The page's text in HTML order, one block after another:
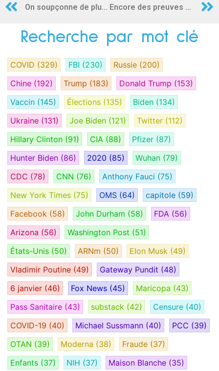
On soupçonne de plus en plus que les nanoparticules du vaccin COVID-19 de Pfizer déclenchent des réactions allergiques rares Encore des preuves de fraude
Recherche par mot clé
COVID (329) FBI (230) Russie (200)
Chine (192) Trump (183) Donald Trump (153)
Vaccin (145) Élections (135) Biden (134)
Ukraine (131) Joe Biden (121) Twitter (112)
Hillary Clinton (91) CIA (88) Pfizer (87)
Hunter Biden (86) 2020 (85) Wuhan (79)
CDC (78) CNN (76) Anthony Fauci (75)
New York Times (75) OMS (64) capitole (59)
Facebook (58) John Durham (58) FDA (56)
Arizona (56) Washington Post (51)
États-Unis (50) ARNm (50) Elon Musk (49)
Vladimir Poutine (49) Gateway Pundit (48)
6 janvier (46) Fox News (45) Maricopa (43)
Pass Sanitaire (43) substack (42) Censure (40)
COVID-19 (40) Michael Sussmann (40) PCC (39)
OTAN (39) Moderna (38) Fraude (37)
Enfants (37) NIH (37) Maison Blanche (35)